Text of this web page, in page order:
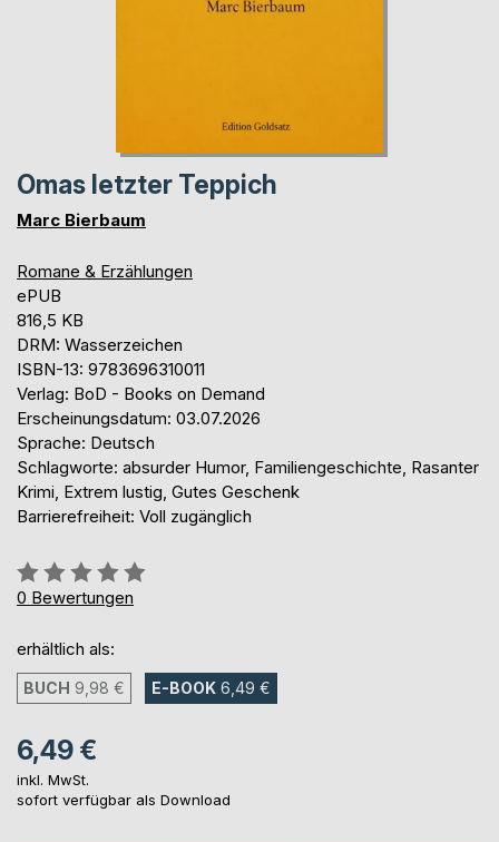
Omas letzter Teppich
Marc Bierbaum
Romane & Erzählungen
ePUB
816,5 KB
DRM: Wasserzeichen
ISBN-13: 9783696310011
Verlag: BoD - Books on Demand
Erscheinungsdatum: 03.07.2026
Sprache: Deutsch
Schlagworte: absurder Humor, Familiengeschichte, Rasanter
Krimi, Extrem lustig, Gutes Geschenk
Barrierefreiheit: Voll zugänglich
Bewertung::
0%
0 Bewertungen
erhältlich als:
BUCH 9,98 € E-BOOK 6,49 €
6,49 €
inkl. MwSt.
sofort verfügbar als Download